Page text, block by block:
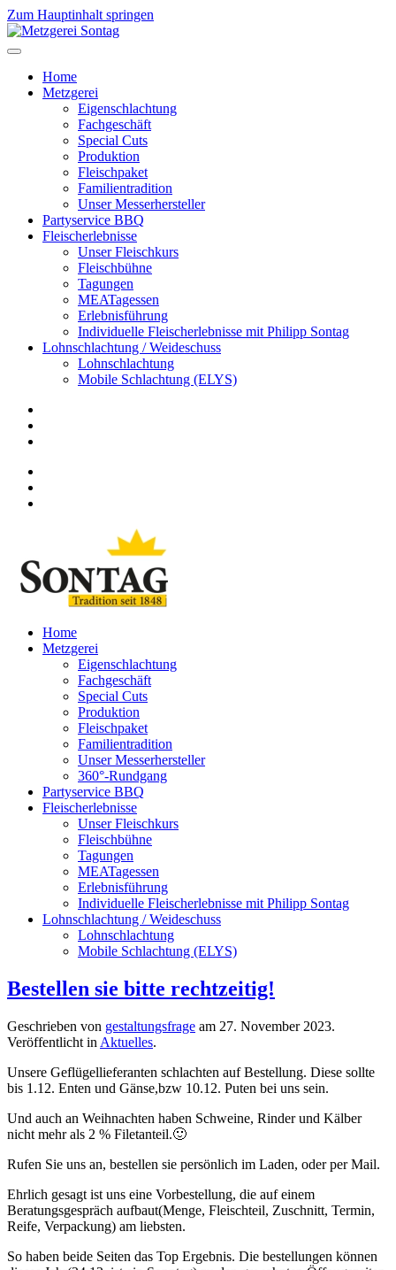
Zum Hauptinhalt springen
Home
Metzgerei
Eigenschlachtung
Fachgeschäft
Special Cuts
Produktion
Fleischpaket
Familientradition
Unser Messerhersteller
Partyservice BBQ
Fleischerlebnisse
Unser Fleischkurs
Fleischbühne
Tagungen
MEATagessen
Erlebnisführung
Individuelle Fleischerlebnisse mit Philipp Sontag
Lohnschlachtung / Weideschuss
Lohnschlachtung
Mobile Schlachtung (ELYS)
Home
Metzgerei
Eigenschlachtung
Fachgeschäft
Special Cuts
Produktion
Fleischpaket
Familientradition
Unser Messerhersteller
360°-Rundgang
Partyservice BBQ
Fleischerlebnisse
Unser Fleischkurs
Fleischbühne
Tagungen
MEATagessen
Erlebnisführung
Individuelle Fleischerlebnisse mit Philipp Sontag
Lohnschlachtung / Weideschuss
Lohnschlachtung
Mobile Schlachtung (ELYS)
Bestellen sie bitte rechtzeitig!
Geschrieben von gestaltungsfrage am 27. November 2023.
Veröffentlicht in Aktuelles.
Unsere Geflügellieferanten schlachten auf Bestellung. Diese sollte
bis 1.12. Enten und Gänse,bzw 10.12. Puten bei uns sein.
Und auch an Weihnachten haben Schweine, Rinder und Kälber
nicht mehr als 2 % Filetanteil.🙂
Rufen Sie uns an, bestellen sie persönlich im Laden, oder per Mail.
Ehrlich gesagt ist uns eine Vorbestellung, die auf einem
Beratungsgespräch aufbaut(Menge, Fleischteil, Zuschnitt, Termin,
Reife, Verpackung) am liebsten.
So haben beide Seiten das Top Ergebnis. Die bestellungen können